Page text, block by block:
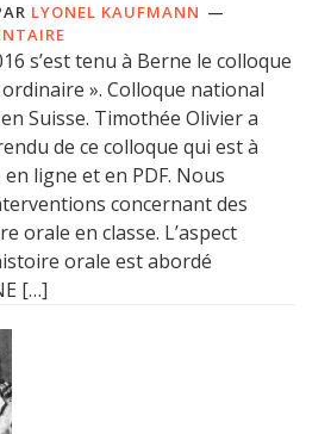
LYONEL KAUFMANN
s’est tenu à Berne le colloque
». Colloque national
Suisse. Timothée Olivier a
de ce colloque qui est à
ligne et en PDF. Nous
concernant des
orale en classe. L’aspect
orale est abordé
[…]